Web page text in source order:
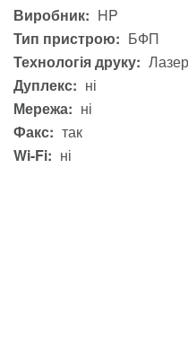
Виробник: HP
Тип пристрою: БФП
Технологія друку:
Дуплекс: ні
Мережа: ні
Факс: так
Wi-Fi: ні